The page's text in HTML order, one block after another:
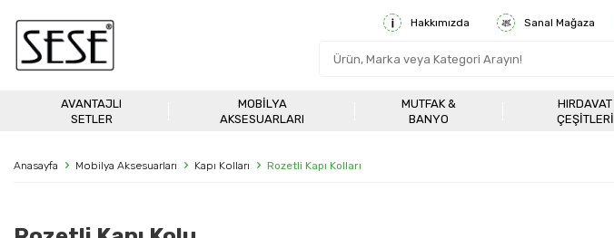
Hakkımızda Sanal Mağaza
AVANTAJLI
SETLER
MOBILYA
AKSESUARLARI
MUTFAK &
BANYO
HIRDAVAT
ÇEŞITLERI
Anasayfa Mobilya Aksesuarları Kapı Kolları Rozetli Kapı Kolları